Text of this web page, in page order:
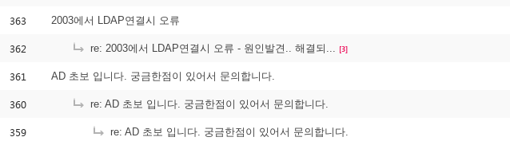
363 2003에서 LDAP연결시 오류
362 re: 2003에서 LDAP연결시 오류 - 원인발견.. 해결되... [3]
361 AD 초보 입니다. 궁금한점이 있어서 문의합니다.
360 re: AD 초보 입니다. 궁금한점이 있어서 문의합니다.
359 re: AD 초보 입니다. 궁금한점이 있어서 문의합니다.